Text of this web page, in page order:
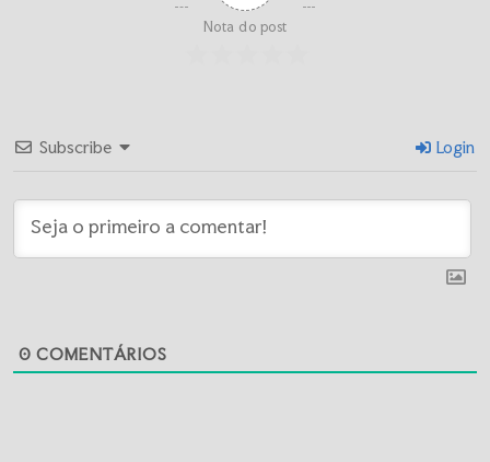
Nota do post
Subscribe Login
0 COMENTÁRIOS